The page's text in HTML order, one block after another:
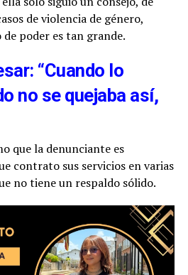
de violencia de género,
poder es tan grande.
“Cuando lo
no se quejaba así,
que la denunciante es
contrato sus servicios en varias
no tiene un respaldo sólido.